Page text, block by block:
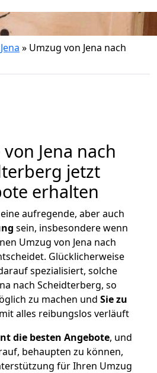
» Umzug von Jena nach
Jena nach
jetzt
erhalten
aufregende, aber auch
sein, insbesondere wenn
Umzug von Jena nach
Glücklicherweise
spezialisiert, solche
nach Scheidterberg, so
zu machen und Sie zu
alles reibungslos verläuft
die besten Angebote, und
behaupten zu können,
für Ihren Umzug